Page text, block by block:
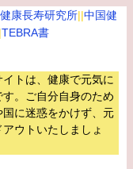
健康長寿研究所||中国健
|TEBRA書
トは、健康で元気に
。 ご自分自身のため
に迷惑をかけず、元
ウトいたしましょ